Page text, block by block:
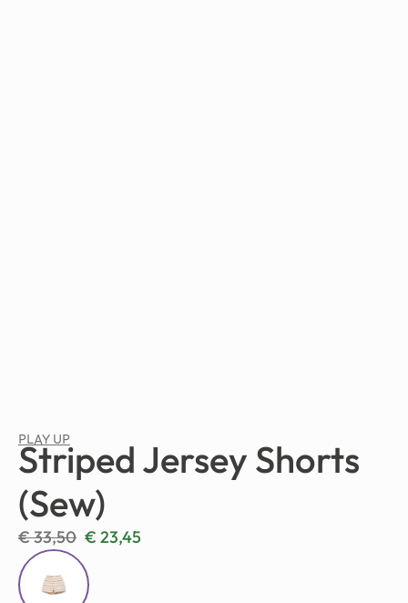
PLAY UP
Striped Jersey Shorts
(Sew)
€33,50 € 23,45